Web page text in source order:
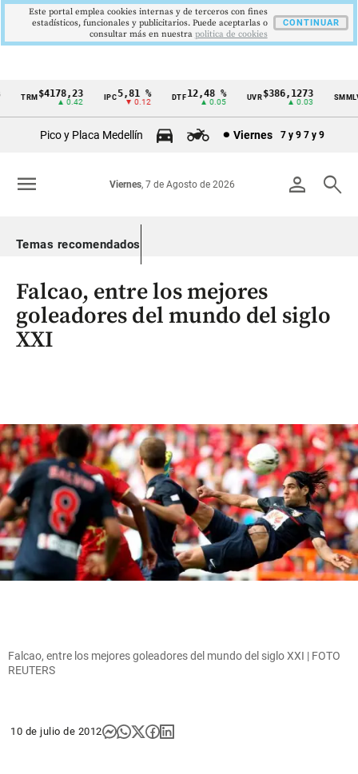
Cintillo
Colombia
TRM$4178,23
▲ 0.42
5,81 %
▼ 0.12
DTF12,48 %
▲ 0.05
UVR$386,1273
▲ 0.03
SMMLV
Pico y Placa Medellín Viernes 7 y 9 7 y 9
person search
Viernes, 7 de Agosto de 2026
menu
Temas recomendados
Falcao, entre los mejores
goleadores del mundo del siglo
XXI
Falcao, entre los mejores goleadores del mundo del siglo XXI | FOTO
REUTERS
10 de julio de 2012
Este portal emplea cookies internas y de terceros con fines
estadísticos, funcionales y publicitarios. Puede aceptarlas o
consultar más en nuestra politica de cookies
CONTINUAR